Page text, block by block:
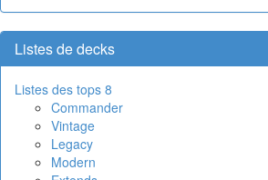
Listes de decks
Listes des tops 8
Commander
Vintage
Legacy
Modern